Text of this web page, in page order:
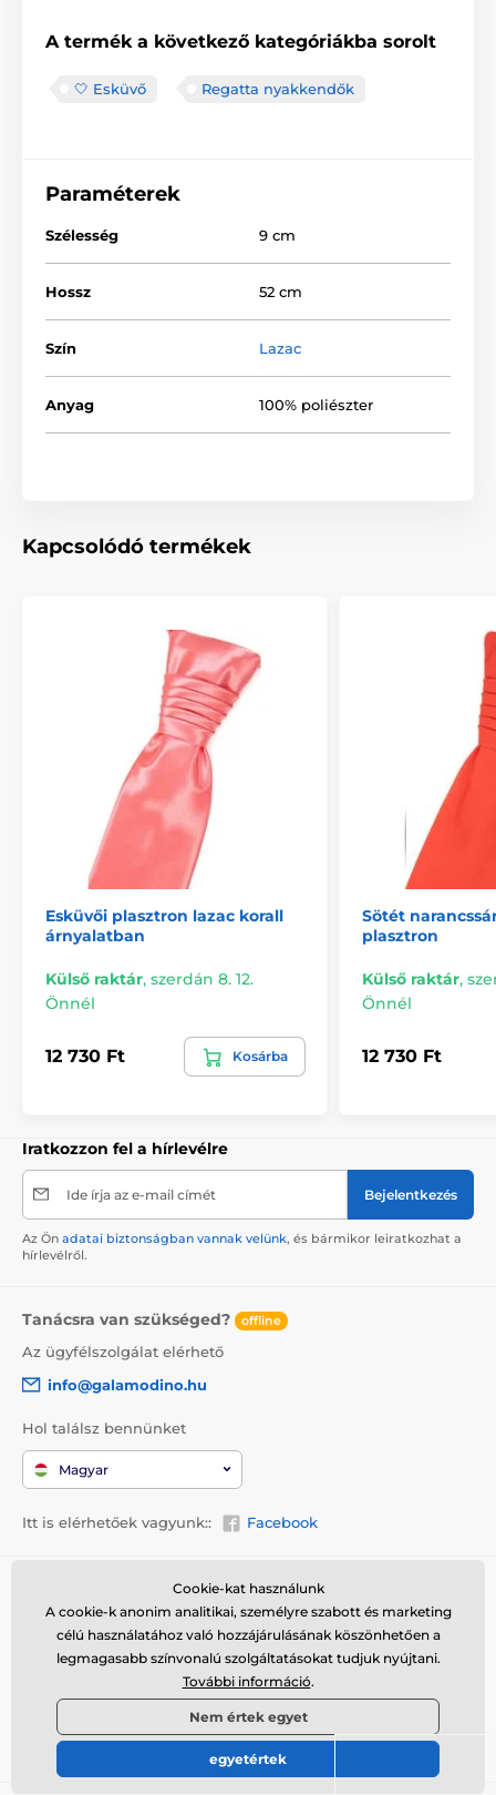
A termék a következő kategóriákba sorolt
🤍 Esküvő Regatta nyakkendők
Paraméterek
Szélesség 9 cm
Hossz 52 cm
Szín Lazac
Anyag 100% poliészter
Kapcsolódó termékek
Esküvői plasztron lazac korall
árnyalatban
Külső raktár, szerdán 8. 12.
Önnél
12 730 Ft Kosárba
Sötét
plasztron
Külső raktár,
Önnél
12 730 Ft
Iratkozzon fel a hírlevélre
Ide írja az e-mail címét Bejelentkezés
Az Ön adatai biztonságban vannak velünk, és bármikor leiratkozhat a
hírlevélről.
Tanácsra van szükséged? offline
Az ügyfélszolgálat elérhető
info@galamodino.hu
Hol találsz bennünket
Magyar
Itt is elérhetőek vagyunk:: Facebook
Vásárlási információk
Általános szerződési
feltételek
Visszaküldés és reklamáció
Adatvédelem
Kik vagyunk
Rólunk
Elérhetőségek
Együttműködés a
Galamodinóval
Cookie-kat használunk
A cookie-k anonim analitikai, személyre szabott és marketing
célú használatához való hozzájárulásának köszönhetően a
legmagasabb színvonalú szolgáltatásokat tudjuk nyújtani.
További információ.
Nem értek egyet
egyetértek